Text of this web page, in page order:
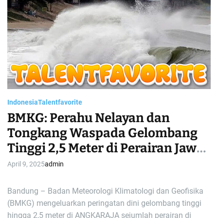
d
r
a
i
m
e
IndonesiaTalentfavorite
BMKG: Perahu Nelayan dan
Tongkang Waspada Gelombang
Tinggi 2,5 Meter di Perairan Jawa
Barat
April 9, 2025admin
Bandung – Badan Meteorologi Klimatologi dan Geofisika
(BMKG) mengeluarkan peringatan dini gelombang tinggi
hingga 2,5 meter di ANGKARAJA sejumlah perairan di